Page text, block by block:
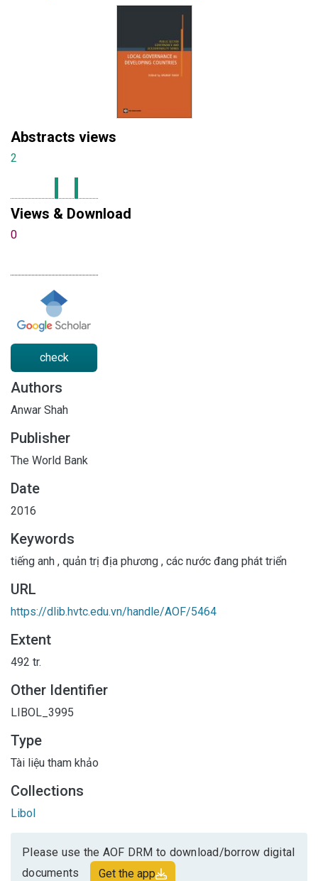
Abstracts views
2
Views & Download
0
check
Authors
Anwar Shah
Publisher
The World Bank
Date
2016
Keywords
tiếng anh , quản trị địa phương , các nước đang phát triển
URL
https://dlib.hvtc.edu.vn/handle/AOF/5464
Extent
492 tr.
Other Identifier
LIBOL_3995
Type
Tài liệu tham khảo
Collections
Libol
Please use the AOF DRM to download/borrow digital
documents
Get the app